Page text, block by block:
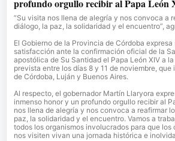
profundo orgullo recibir al Papa León
“Su visita nos llena de alegría y nos convoca a
diálogo, la paz, la solidaridad y el encuentro”,
El Gobierno de la Provincia de Córdoba expresa
satisfacción ante la confirmación oficial de la
apostólica de Su Santidad el Papa León XIV a
prevista entre los días 8 y 11 de noviembre,
de Córdoba, Luján y Buenos Aires.
Al respecto, el gobernador Martín Llaryora
inmenso honor y un profundo orgullo recibir al
nos llena de alegría y nos convoca a reafirmar
paz, la solidaridad y el encuentro. Vamos a
todos los organismos involucrados para que los
nos visiten vivan una jornada histórica e